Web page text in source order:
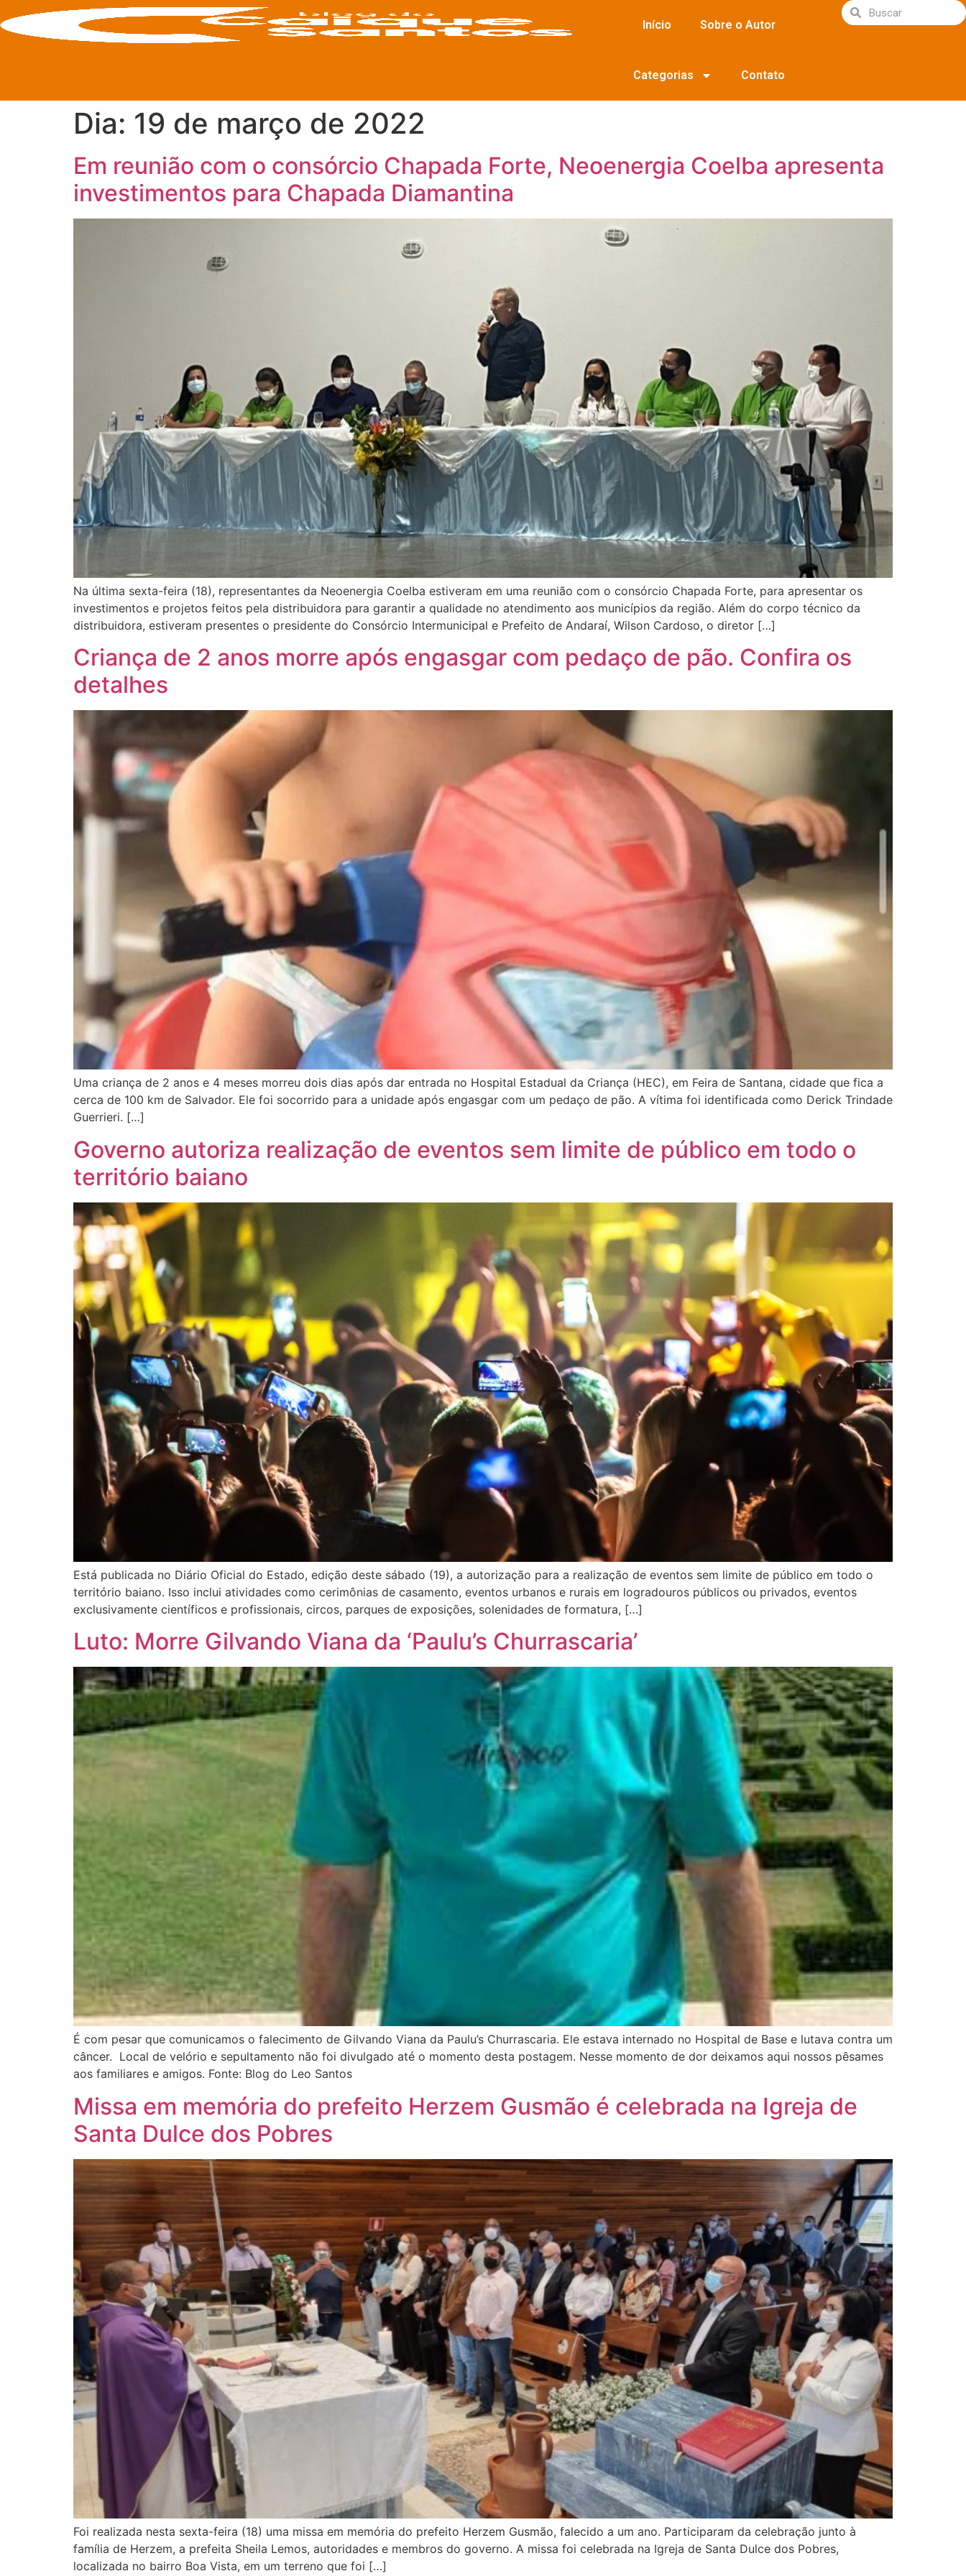
Início Sobre o Autor
Categorias Contato
Dia: 19 de março de 2022
Em reunião com o consórcio Chapada Forte, Neoenergia Coelba apresenta
investimentos para Chapada Diamantina
Na última sexta-feira (18), representantes da Neoenergia Coelba estiveram em uma reunião com o consórcio Chapada Forte, para apresentar os
investimentos e projetos feitos pela distribuidora para garantir a qualidade no atendimento aos municípios da região. Além do corpo técnico da
distribuidora, estiveram presentes o presidente do Consórcio Intermunicipal e Prefeito de Andaraí, Wilson Cardoso, o diretor […]
Criança de 2 anos morre após engasgar com pedaço de pão. Confira os
detalhes
Uma criança de 2 anos e 4 meses morreu dois dias após dar entrada no Hospital Estadual da Criança (HEC), em Feira de Santana, cidade que fica a
cerca de 100 km de Salvador. Ele foi socorrido para a unidade após engasgar com um pedaço de pão. A vítima foi identificada como Derick Trindade
Guerrieri. […]
Governo autoriza realização de eventos sem limite de público em todo o
território baiano
Está publicada no Diário Oficial do Estado, edição deste sábado (19), a autorização para a realização de eventos sem limite de público em todo o
território baiano. Isso inclui atividades como cerimônias de casamento, eventos urbanos e rurais em logradouros públicos ou privados, eventos
exclusivamente científicos e profissionais, circos, parques de exposições, solenidades de formatura, […]
Luto: Morre Gilvando Viana da ‘Paulu’s Churrascaria’
É com pesar que comunicamos o falecimento de Gilvando Viana da Paulu’s Churrascaria. Ele estava internado no Hospital de Base e lutava contra um
câncer. Local de velório e sepultamento não foi divulgado até o momento desta postagem. Nesse momento de dor deixamos aqui nossos pêsames
aos familiares e amigos. Fonte: Blog do Leo Santos
Missa em memória do prefeito Herzem Gusmão é celebrada na Igreja de
Santa Dulce dos Pobres
Foi realizada nesta sexta-feira (18) uma missa em memória do prefeito Herzem Gusmão, falecido a um ano. Participaram da celebração junto à
família de Herzem, a prefeita Sheila Lemos, autoridades e membros do governo. A missa foi celebrada na Igreja de Santa Dulce dos Pobres,
localizada no bairro Boa Vista, em um terreno que foi […]